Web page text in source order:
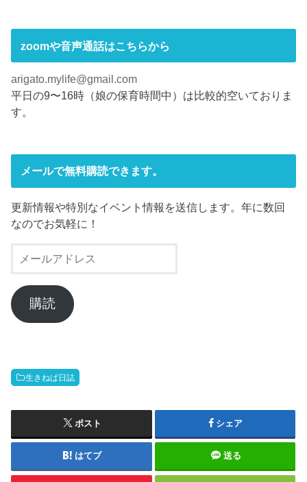
い
ィ
ド
ウ
で
開
き
し
く
だ
さ
い
(
新
し
ウ
開
き
ま
)
zoomや音声通話はこちらから
arigato.mylife@gmail.com
平日の9〜16時（娘の保育時間中）は比較的空いておりま
す。
メールで無料購読できます。
更新情報や特別なイベント情報を送信します。年に数回
なのでお気軽に！
ー
ア
ド
購読
生きねば日誌
ポスト シェア
はてブ 送る